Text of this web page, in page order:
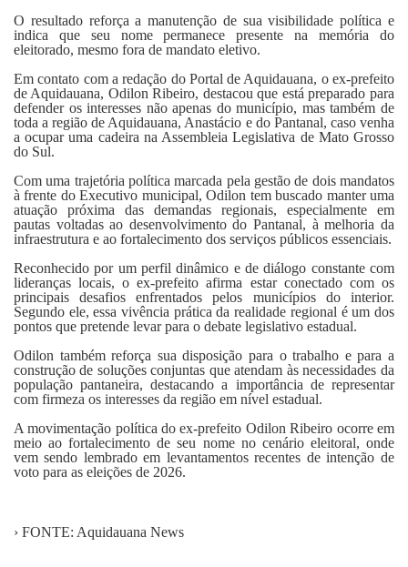
O resultado reforça a manutenção de sua visibilidade política e
indica que seu nome permanece presente na memória do
eleitorado, mesmo fora de mandato eletivo.
Em contato com a redação do Portal de Aquidauana, o ex-prefeito
de Aquidauana, Odilon Ribeiro, destacou que está preparado para
defender os interesses não apenas do município, mas também de
toda a região de Aquidauana, Anastácio e do Pantanal, caso venha
a ocupar uma cadeira na Assembleia Legislativa de Mato Grosso
do Sul.
Com uma trajetória política marcada pela gestão de dois mandatos
à frente do Executivo municipal, Odilon tem buscado manter uma
atuação próxima das demandas regionais, especialmente em
pautas voltadas ao desenvolvimento do Pantanal, à melhoria da
infraestrutura e ao fortalecimento dos serviços públicos essenciais.
Reconhecido por um perfil dinâmico e de diálogo constante com
lideranças locais, o ex-prefeito afirma estar conectado com os
principais desafios enfrentados pelos municípios do interior.
Segundo ele, essa vivência prática da realidade regional é um dos
pontos que pretende levar para o debate legislativo estadual.
Odilon também reforça sua disposição para o trabalho e para a
construção de soluções conjuntas que atendam às necessidades da
população pantaneira, destacando a importância de representar
com firmeza os interesses da região em nível estadual.
A movimentação política do ex-prefeito Odilon Ribeiro ocorre em
meio ao fortalecimento de seu nome no cenário eleitoral, onde
vem sendo lembrado em levantamentos recentes de intenção de
voto para as eleições de 2026.
› FONTE: Aquidauana News